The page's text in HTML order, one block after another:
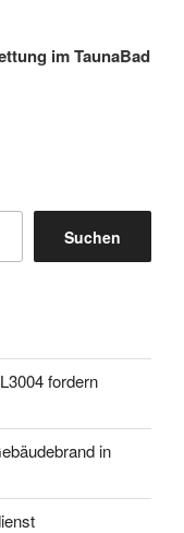
im TaunaBad
Suchen
fordern
in